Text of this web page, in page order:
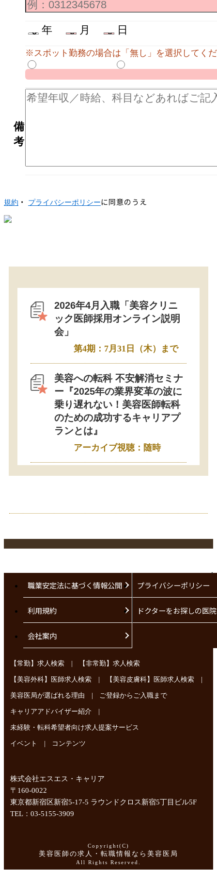
年 月 日
※スポット勤務の場合は「無し」を選択してく
備
考
規約 ・ プライバシーポリシーに同意のうえ
2026年4月入職「美容クリニ
ック医師採用オンライン説明
会」
第4期：7月31日（木）まで
美容への転科 不安解消セミナ
ー『2025年の業界変革の波に
乗り遅れない！美容医師転科
のための成功するキャリアプ
ランとは』
アーカイブ視聴：随時
職業安定法に基づく情報公開 プライバシーポリシー
利用規約 ドクターをお探しの医
会社案内
【常勤】求人検索 | 【非常勤】求人検索
【美容外科】医師求人検索 | 【美容皮膚科】医師求人検索 |
美容医局が選ばれる理由 | ご登録からご入職まで
キャリアアドバイザー紹介 |
未経験・転科希望者向け求人提案サービス
イベント | コンテンツ
株式会社エスエス・キャリア
〒160-0022
東京都新宿区新宿5-17-5 ラウンドクロス新宿5丁目ビル5F
TEL：03-5155-3909
Copyright(C)
美容医師の求人・転職情報なら美容医局
All Rights Reserved.